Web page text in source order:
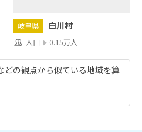
岐阜県 白川村
人口 0.15万人
どの観点から似ている地域を算